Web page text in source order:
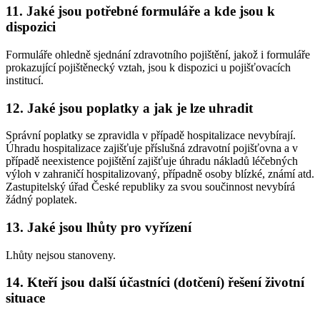
11. Jaké jsou potřebné formuláře a kde jsou k
dispozici
Formuláře ohledně sjednání zdravotního pojištění, jakož i formuláře
prokazující pojištěnecký vztah, jsou k dispozici u pojišťovacích
institucí.
12. Jaké jsou poplatky a jak je lze uhradit
Správní poplatky se zpravidla v případě hospitalizace nevybírají.
Úhradu hospitalizace zajišťuje příslušná zdravotní pojišťovna a v
případě neexistence pojištění zajišťuje úhradu nákladů léčebných
výloh v zahraničí hospitalizovaný, případně osoby blízké, známí atd.
Zastupitelský úřad České republiky za svou součinnost nevybírá
žádný poplatek.
13. Jaké jsou lhůty pro vyřízení
Lhůty nejsou stanoveny.
14. Kteří jsou další účastníci (dotčení) řešení životní
situace